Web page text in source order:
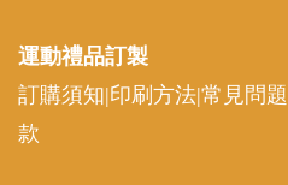
運動禮品訂製
訂購須知|印刷方法|常見問題
款